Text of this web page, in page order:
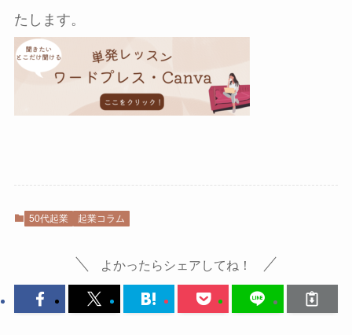
たします。
50代起業 起業コラム
よかったらシェアしてね！